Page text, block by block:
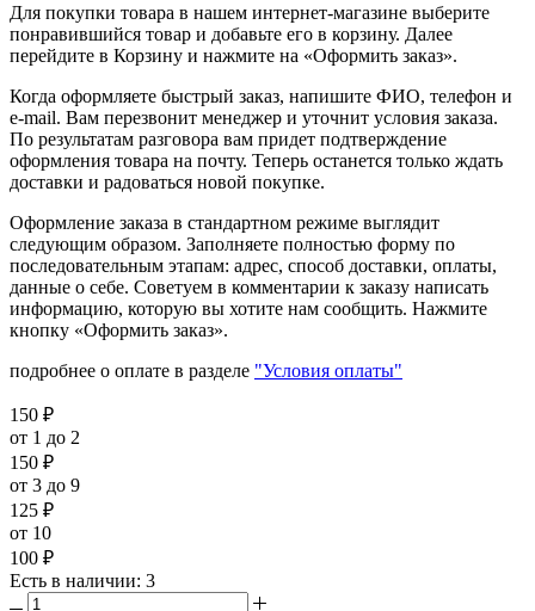
Для покупки товара в нашем интернет-магазине выберите
понравившийся товар и добавьте его в корзину. Далее
перейдите в Корзину и нажмите на «Оформить заказ».
Когда оформляете быстрый заказ, напишите ФИО, телефон и
e-mail. Вам перезвонит менеджер и уточнит условия заказа.
По результатам разговора вам придет подтверждение
оформления товара на почту. Теперь останется только ждать
доставки и радоваться новой покупке.
Оформление заказа в стандартном режиме выглядит
следующим образом. Заполняете полностью форму по
последовательным этапам: адрес, способ доставки, оплаты,
данные о себе. Советуем в комментарии к заказу написать
информацию, которую вы хотите нам сообщить. Нажмите
кнопку «Оформить заказ».
подробнее о оплате в разделе "Условия оплаты"
150 ₽
от 1 до 2
150 ₽
от 3 до 9
125 ₽
от 10
100 ₽
Есть в наличии: 3